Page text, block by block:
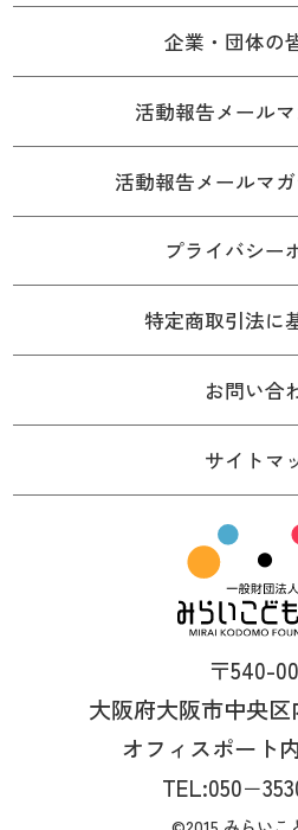
企業・団体の
活動報告メール
活動報告メールマ
プライバシー
特定商取引法に
お問い合
サイトマ
〒540-
大阪府大阪市中央
オフィスポート